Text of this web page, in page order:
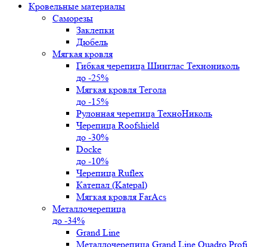
Кровельные материалы
Саморезы
Заклепки
Дюбель
Мягкая кровля
Гибкая черепица Шинглас Технониколь
до -25%
Мягкая кровля Тегола
до -15%
Рулонная черепица ТехноНиколь
Черепица Roofshield
до -30%
Docke
до -10%
Черепица Ruflex
Катепал (Katepal)
Мягкая кровля FarAcs
Металлочерепица
до -34%
Grand Line
Металлочерепица Grand Line Quadro Profi